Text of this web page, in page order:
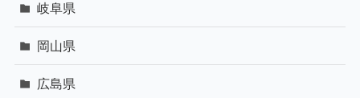
岐阜県
岡山県
広島県